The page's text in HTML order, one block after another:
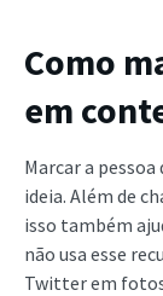
Como
em
Marcar a
ideia. Além de
isso também
não usa esse
Twitter em